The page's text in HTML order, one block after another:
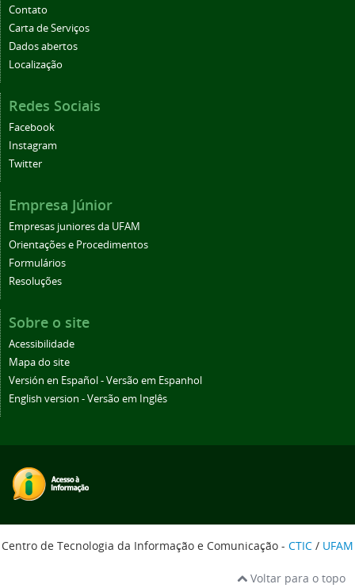
Contato
Carta de Serviços
Dados abertos
Localização
Redes Sociais
Facebook
Instagram
Twitter
Empresa Júnior
Empresas juniores da UFAM
Orientações e Procedimentos
Formulários
Resoluções
Sobre o site
Acessibilidade
Mapa do site
Versión en Español - Versão em Espanhol
English version - Versão em Inglês
Centro de Tecnologia da Informação e Comunicação - CTIC / UFAM
Voltar para o topo